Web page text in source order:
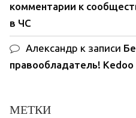
комментарии к
в ЧС
Александр к записи
правообладатель!
МЕТКИ